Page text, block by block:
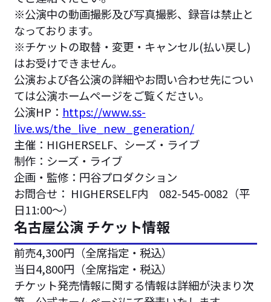
※公演中の動画撮影及び写真撮影、録音は禁止と
なっております。
※チケットの取替・変更・キャンセル(払い戻し)
はお受けできません。
公演および各公演の詳細やお問い合わせ先につい
ては公演ホームページをご覧ください。
公演HP： https://www.ss-
live.ws/the_live_new_generation/
主催：HIGHERSELF、シーズ・ライブ
制作：シーズ・ライブ
企画・監修：円谷プロダクション
お問合せ： HIGHERSELF内 082-545-0082（平
日11:00〜）
名古屋公演 チケット情報
前売4,300円（全席指定・税込）
当日4,800円（全席指定・税込）
チケット発売情報に関する情報は詳細が決まり次